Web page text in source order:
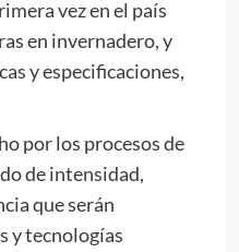
vez en el país
en invernadero, y
y especificaciones,
por los procesos de
de intensidad,
que serán
y tecnologías